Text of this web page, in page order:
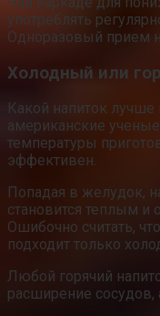
употреблять
Одноразовый прием
Холодный или
Какой напиток
американские
температуры
эффективен.
Попадая в желудок,
становится теплым и
Ошибочно считать,
подходит только
Любой горячий
расширение сосудов,